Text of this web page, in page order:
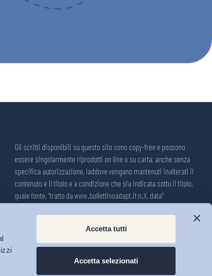
Accetta tutti
Accetta selezionati
Gli scritti disponibili su questo sito sono copy-free e possono
essere singolarmente riprodotti on line o su carta, anche senza
specifica autorizzazione, laddove vengano mantenuti inalterati il
contenuto e il titolo e a condizione che sia indicata sotto il titolo,
quale fonte, “tratto da www.bollettinoadapt.it n.X, data“
Registrazione n.1609, 11 novembre 2001, Tribunale di Modena, Italia.
Direttore responsabile: Michele Tiraboschi; Direttrice ADAPT
University Press: Lavinia Serrani.